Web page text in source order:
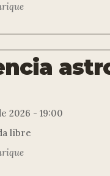
2026 - 19:00
libre